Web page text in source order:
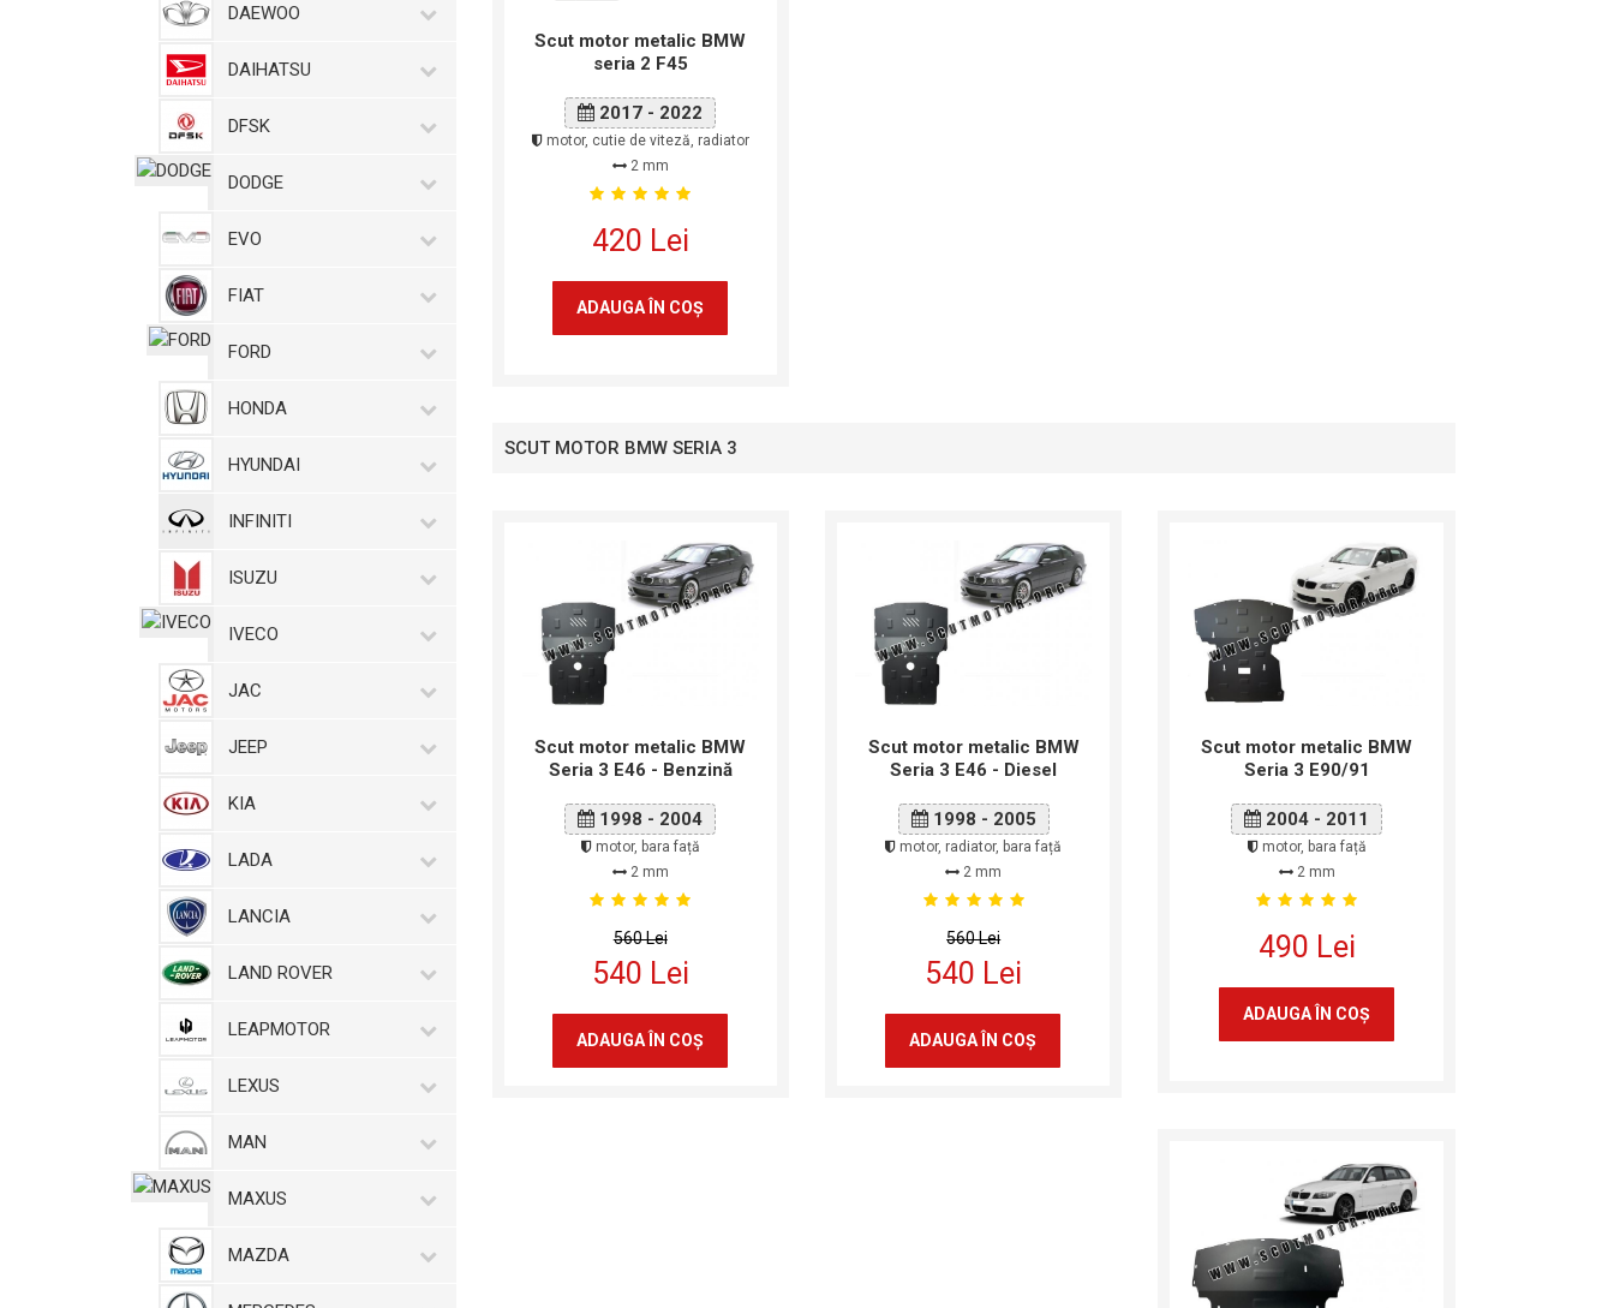
DAEWOO
DAIHATSU
DFSK
DODGE
EVO
FIAT
FORD
HONDA
HYUNDAI
INFINITI
ISUZU
IVECO
JAC
JEEP
KIA
LADA
LANCIA
LAND ROVER
LEAPMOTOR
LEXUS
MAN
MAXUS
MAZDA
Scut motor metalic BMW
seria 2 F45
2017 - 2022
motor, cutie de viteză, radiator
2 mm
420 Lei
ADAUGA ÎN COŞ
SCUT MOTOR BMW SERIA 3
Scut motor metalic BMW
Seria 3 E46 - Benzină
1998 - 2004
motor, bara față
2 mm
560 Lei
540 Lei
ADAUGA ÎN COŞ
Scut motor metalic BMW
Seria 3 E46 - Diesel
1998 - 2005
motor, radiator, bara față
2 mm
560 Lei
540 Lei
ADAUGA ÎN COŞ
Scut motor metalic BMW
Seria 3 E90/91
2004 - 2011
motor, bara față
2 mm
490 Lei
ADAUGA ÎN COŞ